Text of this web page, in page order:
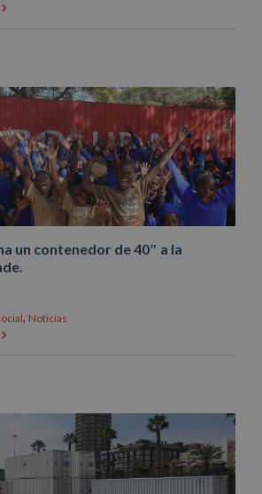
un contenedor de 40″ a la
, Noticias